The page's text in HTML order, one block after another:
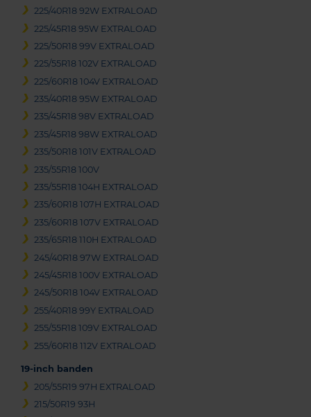
225/40R18 92W EXTRALOAD
225/45R18 95W EXTRALOAD
225/50R18 99V EXTRALOAD
225/55R18 102V EXTRALOAD
225/60R18 104V EXTRALOAD
235/40R18 95W EXTRALOAD
235/45R18 98V EXTRALOAD
235/45R18 98W EXTRALOAD
235/50R18 101V EXTRALOAD
235/55R18 100V
235/55R18 104H EXTRALOAD
235/60R18 107H EXTRALOAD
235/60R18 107V EXTRALOAD
235/65R18 110H EXTRALOAD
245/40R18 97W EXTRALOAD
245/45R18 100V EXTRALOAD
245/50R18 104V EXTRALOAD
255/40R18 99Y EXTRALOAD
255/55R18 109V EXTRALOAD
255/60R18 112V EXTRALOAD
19-inch banden
205/55R19 97H EXTRALOAD
215/50R19 93H